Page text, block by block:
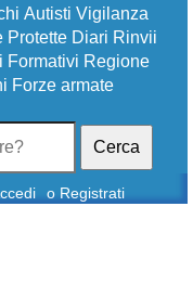
Autisti Vigilanza
Protette Diari Rinvii
Formativi Regione
Forze armate
Cerca
o Registrati